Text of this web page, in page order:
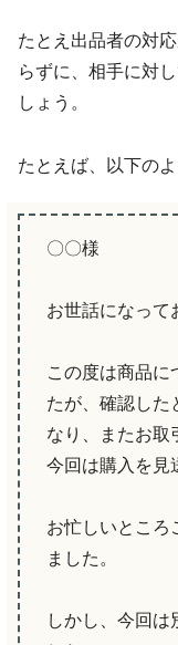
たとえ出品者の対
らずに、相手に対
しょう。
たとえば、以下の
〇〇様
お世話になって
この度は商品に
たが、確認した
なり、またお取
今回は購入を見
お忙しいところ
ました。
しかし、今回は